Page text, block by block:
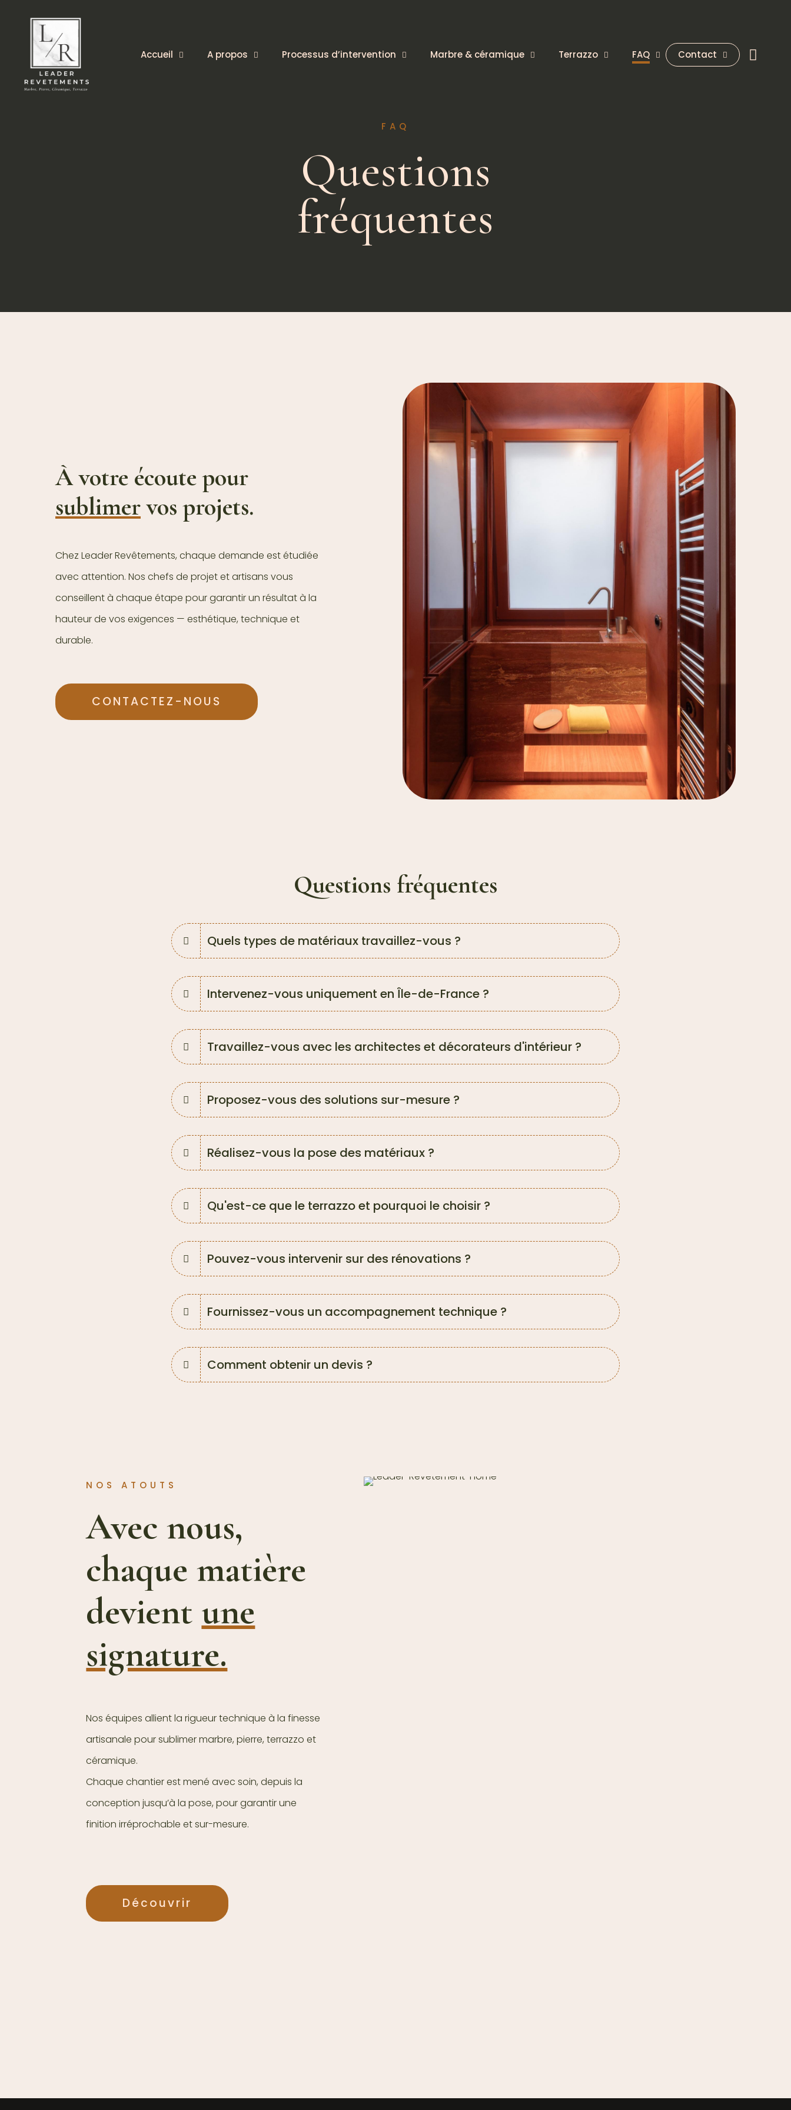
Accueil A propos Processus d’intervention Marbre & céramique Terrazzo FAQ Contact
FAQ
Questions
fréquentes
À votre écoute pour
sublimervos projets.
Chez Leader Revêtements, chaque demande est étudiée
avec attention. Nos chefs de projet et artisans vous
conseillent à chaque étape pour garantir un résultat à la
hauteur de vos exigences — esthétique, technique et
durable.
CONTACTEZ-NOUS
Questions fréquentes
Quels types de matériaux travaillez-vous ?
Intervenez-vous uniquement en Île-de-France ?
Travaillez-vous avec les architectes et décorateurs d'intérieur ?
Proposez-vous des solutions sur-mesure ?
Réalisez-vous la pose des matériaux ?
Qu'est-ce que le terrazzo et pourquoi le choisir ?
Pouvez-vous intervenir sur des rénovations ?
Fournissez-vous un accompagnement technique ?
Comment obtenir un devis ?
NOS ATOUTS
Avec nous,
chaque matière
devient une
signature.
Nos équipes allient la rigueur technique à la finesse
artisanale pour sublimer marbre, pierre, terrazzo et
céramique.
Chaque chantier est mené avec soin, depuis la
conception jusqu’à la pose, pour garantir une
finition irréprochable et sur-mesure.
Découvrir